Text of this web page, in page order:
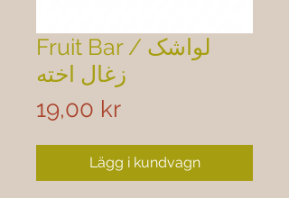
Fruit Bar / لواشک
زغال اخته
19,00 krPris
Lägg i kundvagn